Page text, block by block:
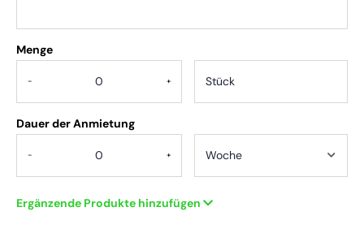
Menge
- +
Dauer der Anmietung
- +
Ergänzende Produkte hinzufügen